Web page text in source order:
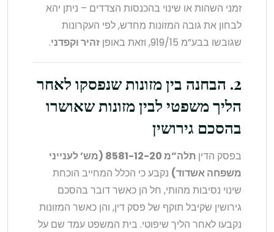
זמני השהות או שינוי בהכנסות הצדדים – ניתן יהא
לבחון את גובה המזונות מחדש, לפי העקרונות
שגובשו בבע”מ 919/15, וזאת באופן
זהיר וקפדני.
2. הבחנה בין מזונות שנפסקו לאחר
הליך משפטי לבין מזונות שאושרו
בהסכם גירושין
בפסק הדין
תלה”מ 8581-12-20 (מש’ לענייני
משפחה אשדוד) נקבע כי הכלל המחייב הוכחת
שינוי נסיבות מהותי, חל הן כאשר דובר בהסכם
גירושין שקיבל תוקף של פסק דין, והן כאשר המזונות
נקבעו לאחר הליך שיפוטי. בית המשפט עמד שם על